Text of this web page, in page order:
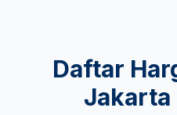
Daftar
Jakarta